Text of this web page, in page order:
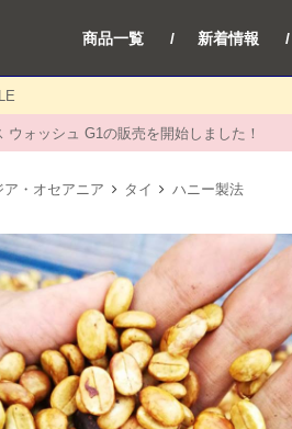
ォッシュ G1の販売を開始しました！
商品一覧 新着情報
ア・オセアニア タイ ハニー製法